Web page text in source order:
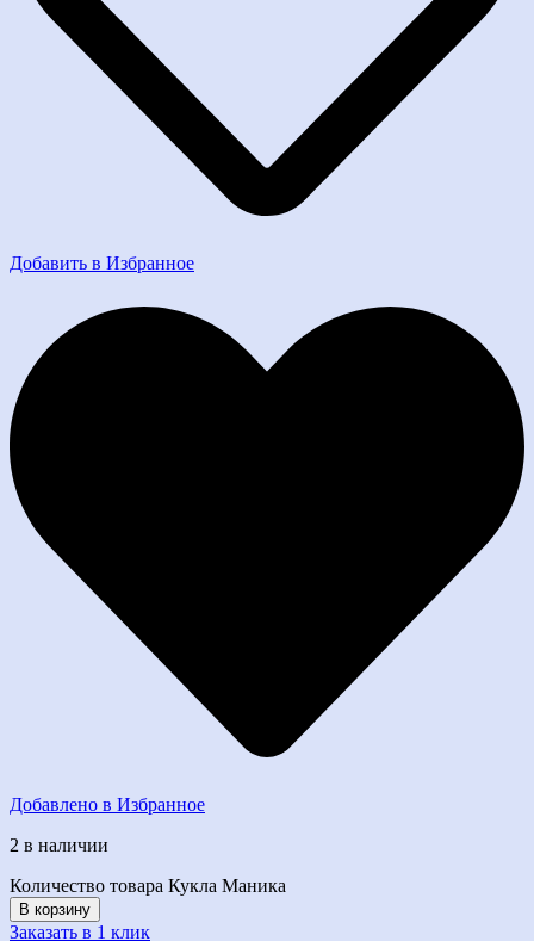
Добавить в Избранное
Добавлено в Избранное
2 в наличии
Количество товара Кукла Маника
В корзину
Заказать в 1 клик